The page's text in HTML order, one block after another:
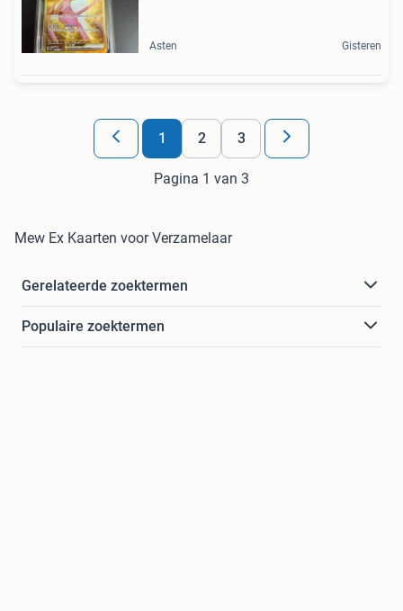
Asten Gisteren
1 2 3
Pagina 1 van 3
Mew Ex Kaarten voor Verzamelaar
Gerelateerde zoektermen
Populaire zoektermen